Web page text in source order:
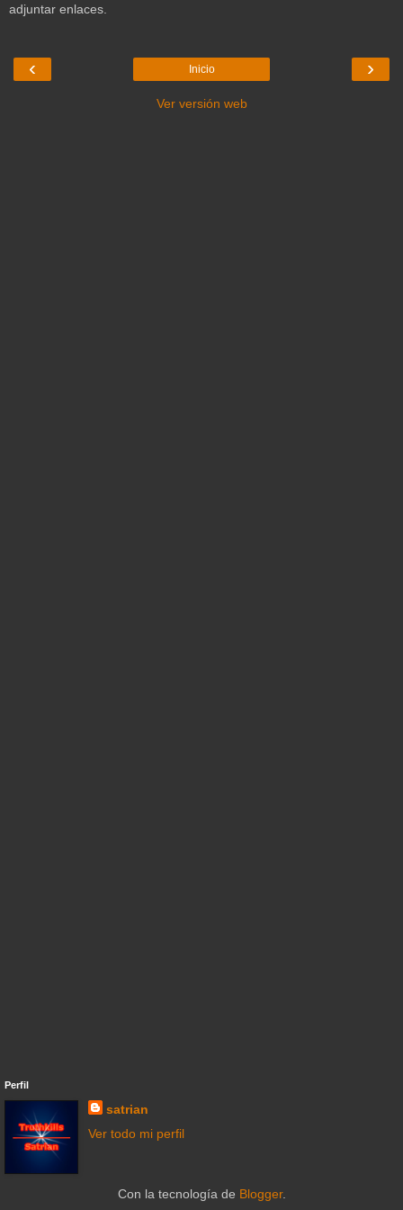
adjuntar enlaces.
‹ ›
Inicio
Ver versión web
Perfil
satrian
Ver todo mi perfil
Con la tecnología de Blogger.